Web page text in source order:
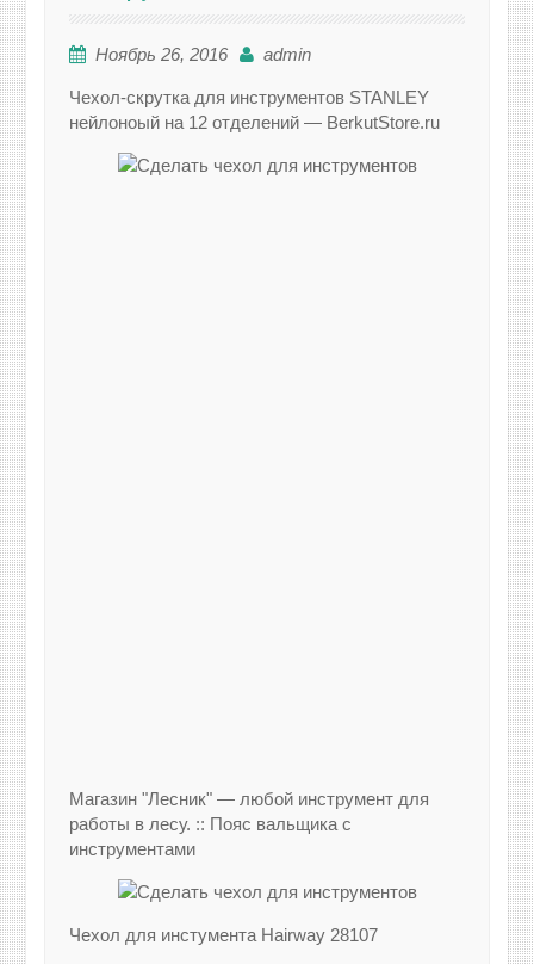
Ноябрь 26, 2016 admin
Чехол-скрутка для инструментов STANLEY
нейлоноый на 12 отделений — BerkutStore.ru
Магазин "Лесник" — любой инструмент для
работы в лесу. :: Пояс вальщика с
инструментами
Чехол для инстумента Hairway 28107